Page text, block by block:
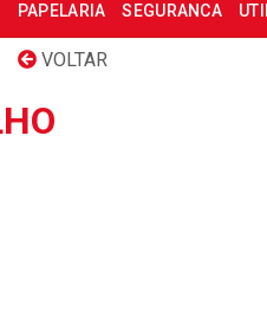
PAPELARIA SEGURANCA
VOLTAR